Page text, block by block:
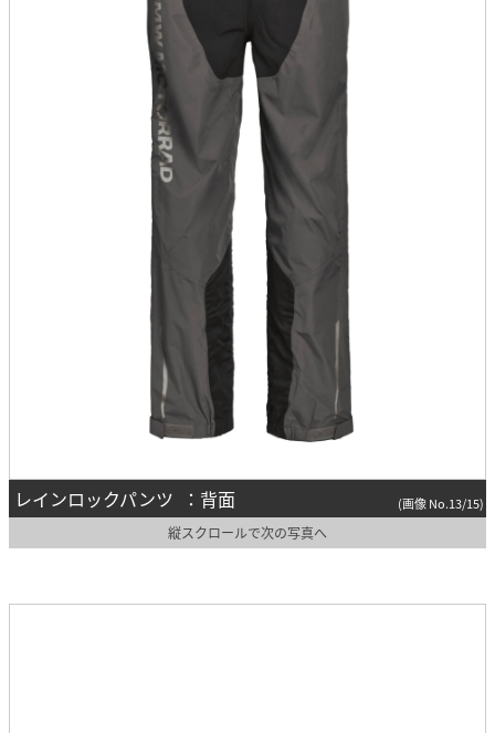
レインロックパンツ ：背面 (画像 No.13/15)
縦スクロールで次の写真へ